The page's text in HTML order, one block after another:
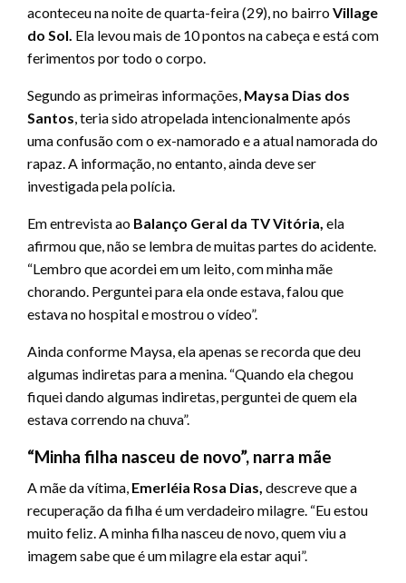
aconteceu na noite de quarta-feira (29), no bairroVillage
do Sol. Ela levou mais de 10 pontos na cabeça e está com
ferimentos por todo o corpo.
Segundo as primeiras informações, Maysa Dias dos
Santos, teria sido atropelada intencionalmente após
uma confusão com o ex-namorado e a atual namorada do
rapaz. A informação, no entanto, ainda deve ser
investigada pela polícia.
Em entrevista ao Balanço Geral da TV Vitória, ela
afirmou que, não se lembra de muitas partes do acidente.
“Lembro que acordei em um leito, com minha mãe
chorando. Perguntei para ela onde estava, falou que
estava no hospital e mostrou o vídeo”.
Ainda conforme Maysa, ela apenas se recorda que deu
algumas indiretas para a menina. “Quando ela chegou
fiquei dando algumas indiretas, perguntei de quem ela
estava correndo na chuva”.
“Minha filha nasceu de novo”, narra mãe
A mãe da vítima, Emerléia Rosa Dias, descreve que a
recuperação da filha é um verdadeiro milagre. “Eu estou
muito feliz. A minha filha nasceu de novo, quem viu a
imagem sabe que é um milagre ela estar aqui”.